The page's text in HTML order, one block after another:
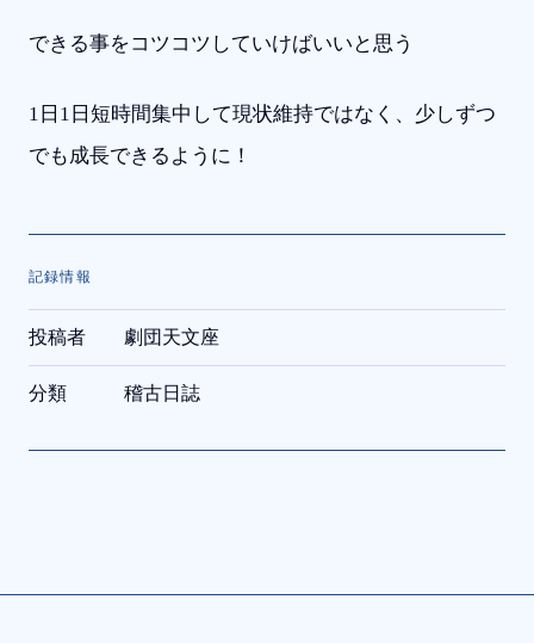
できる事をコツコツしていけばいいと思う
1日1日短時間集中して現状維持ではなく、少しずつ
でも成長できるように！
記録情報
投稿者 劇団天文座
分類 稽古日誌